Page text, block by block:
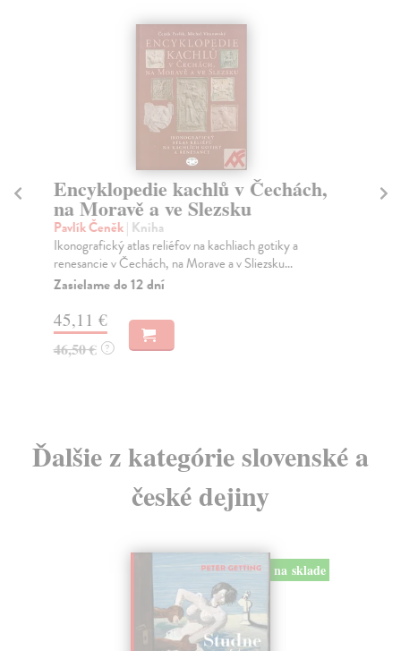
Encyklopedie kachlů v Čechách,
na Moravě a ve Slezsku
Pavlík Čeněk| Kniha
Ikonografický atlas reliéfov na kachliach gotiky a
renesancie v Čechách, na Morave a v Sliezsku...
Zasielame do 12 dní
45,11 €
46,50 € ?
Ďalšie z kategórie slovenské a
české dejiny
na sklade